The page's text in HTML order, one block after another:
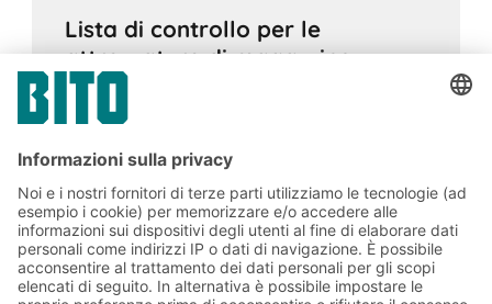
Lista di controllo per le
attrezzature di magazzino
06.09.2018
Uno stoccaggio corretto, professionale ed
efficiente si riflette in molte linee guida e
fattori di qualità.